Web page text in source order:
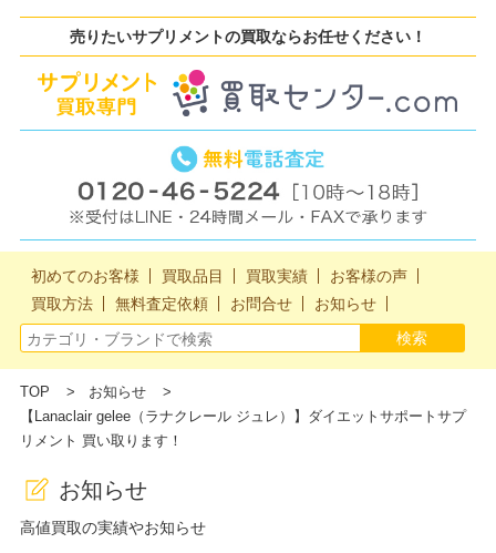
売りたいサプリメントの買取ならお任せください！
初めてのお客様 買取品目 買取実績
お客様の声
買取方法
無料査定依頼 お問合せ お知らせ
TOP
お知らせ
【Lanaclair gelee（ラナクレール ジュレ）】ダイエットサポートサプ
リメント 買い取ります！
お知らせ
高値買取の実績やお知らせ